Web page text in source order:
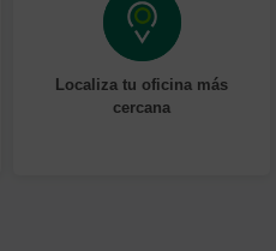
Localiza tu oficina más
cercana